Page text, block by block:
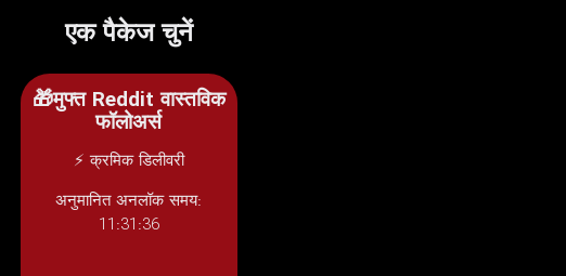
एक पैकेज चुनें
🎁मुफ्त Reddit वास्तविक
फॉलोअर्स
⚡ क्रमिक डिलीवरी
अनुमानित अनलॉक समय:
11:31:36